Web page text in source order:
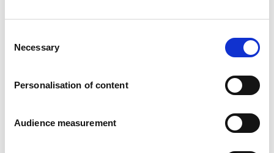
Selection
Necessary
Personalisation of content
Audience measurement